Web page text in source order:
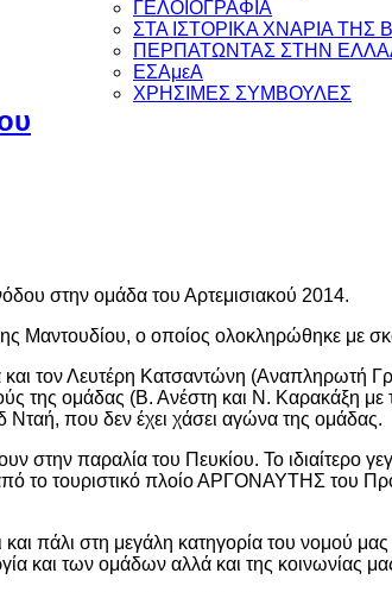
ΓΕΛΟΙΟΓΡΑΦΙΑ
ΣΤΑ ΙΣΤΟΡΙΚΑ ΧΝΑΡΙΑ ΤΗΣ
ΠΕΡΠΑΤΩΝΤΑΣ ΣΤΗΝ
ΕΣΑμεΑ
ΧΡΗΣΙΜΕΣ ΣΥΜΒΟΥΛΕΣ
στην ομάδα του Αρτεμισιακού 2014.
Μαντουδίου, ο οποίος ολοκληρώθηκε με
τον Λευτέρη Κατσαντώνη (Αναπληρωτή
της ομάδας (Β. Ανέστη και Ν. Καρακάξη με
Νταή, που δεν έχει χάσει αγώνα της ομάδας.
στην παραλία του Πευκίου. Το ιδιαίτερο
το τουριστικό πλοίο ΑΡΓΟΝΑΥΤΗΣ του
πάλι στη μεγάλη κατηγορία του νομού μας
και των ομάδων αλλά και της κοινωνίας